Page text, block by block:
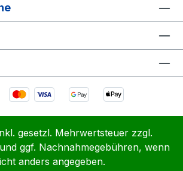
gesetzl. Mehrwertsteuer zzgl.
ggf. Nachnahmegebühren, wenn
anders angegeben.